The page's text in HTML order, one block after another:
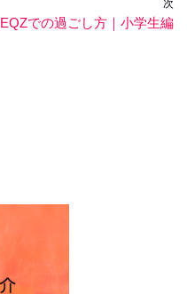
次
EQZでの過ごし方｜小学生編